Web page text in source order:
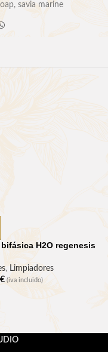
, savia marine
H2O regenesis
, Limpiadores
€ (iva incluido)